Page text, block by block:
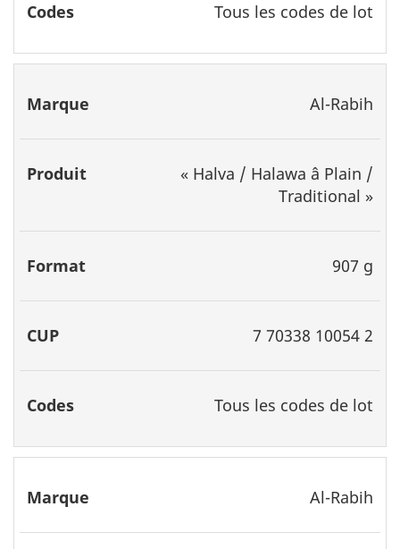
Tous les codes de lot
Al-Rabih
« Halva / Halawa â Plain /
Traditional »
907 g
7 70338 10054 2
Tous les codes de lot
Al-Rabih